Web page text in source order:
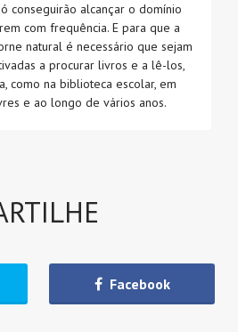
conseguirão alcançar o domínio
com frequência. E para que a
natural é necessário que sejam
a procurar livros e a lê-los,
como na biblioteca escolar, em
e ao longo de vários anos.
Facebook